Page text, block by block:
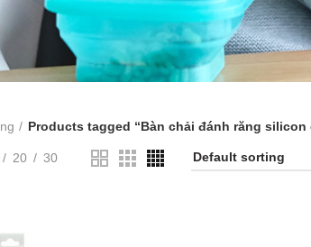
Products tagged “Bàn chải đánh răng
20 30